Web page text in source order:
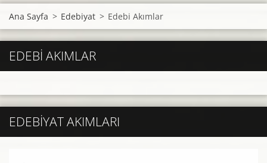
Ana Sayfa > Edebiyat > Edebi Akımlar
EDEBI AKIMLAR
EDEBIYAT AKIMLARI